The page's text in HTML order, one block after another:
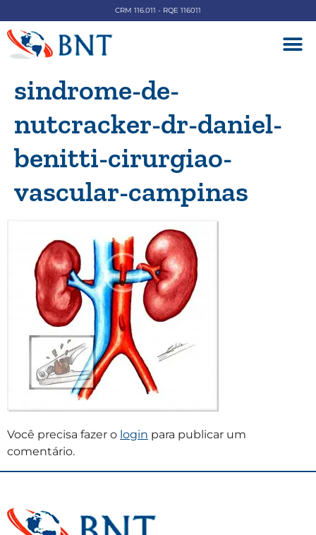
CRM 116.011 - RQE 116011
sindrome-de-
nutcracker-dr-daniel-
benitti-cirurgiao-
vascular-campinas
Você precisa fazer o login para publicar um
comentário.